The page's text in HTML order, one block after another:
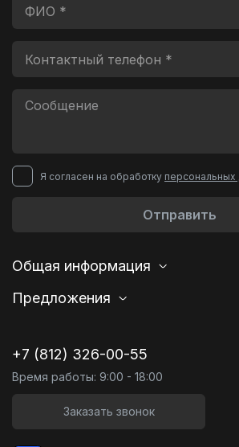
Я согласен на обработку персональных
Отправить
Общая информация
Предложения
+7 (812) 326-00-55
Время работы: 9:00 - 18:00
Заказать звонок